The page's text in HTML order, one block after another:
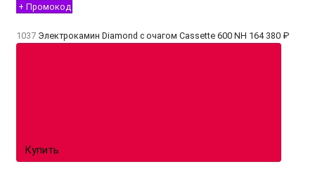
+ Промокод
1037 Электрокамин Diamond с очагом Cassette 600 NH 164 380 ₽
Купить